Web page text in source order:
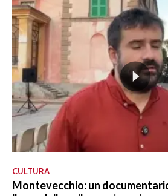
CULTURA
Montevecchio: un